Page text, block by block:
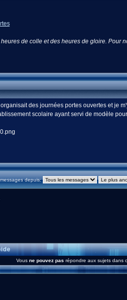
de colle et des heures de gloire.
des journées portes ouvertes et je
scolaire ayant servi de modèle
depuis:
Vous ne pouvez pas répondre aux sujets dans